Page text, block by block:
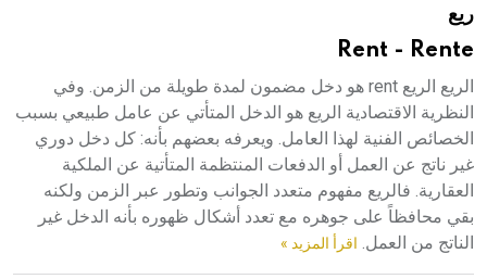
ريع
Rent - Rente
الريع الريع rent هو دخل مضمون لمدة طويلة من الزمن. وفي
النظرية الاقتصادية الريع هو الدخل المتأتي عن عامل طبيعي بسبب
الخصائص الفنية لهذا العامل. ويعرفه بعضهم بأنه: كل دخل دوري
غير ناتج عن العمل أو الدفعات المنتظمة المتأتية عن الملكية
العقارية. فالريع مفهوم متعدد الجوانب وتطور عبر الزمن ولكنه
بقي محافظاً على جوهره مع تعدد أشكال ظهوره بأنه الدخل غير
الناتج من العمل. اقرأ المزيد »